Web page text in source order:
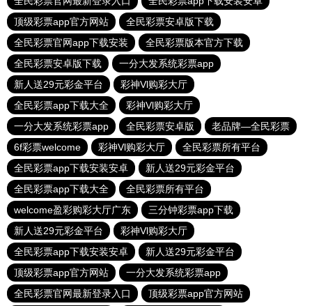
顶级彩票app官方网站
全民彩票安卓版下载
全民彩票官网app下载安装
全民彩票版本官方下载
全民彩票安卓版下载
一分大发系统彩票app
新人送29元彩金平台
彩神Vl购彩大厅
全民彩票app下载大全
彩神Vl购彩大厅
一分大发系统彩票app
全民彩票安卓版
老品牌—全民彩票
6f彩票welcome
彩神Vl购彩大厅
全民彩票所有平台
全民彩票app下载安装安卓
新人送29元彩金平台
全民彩票app下载大全
全民彩票所有平台
welcome盈彩购彩大厅广东
三分钟彩票app下载
新人送29元彩金平台
彩神Vl购彩大厅
全民彩票app下载安装安卓
新人送29元彩金平台
顶级彩票app官方网站
一分大发系统彩票app
全民彩票官网最新登录入口
顶级彩票app官方网站